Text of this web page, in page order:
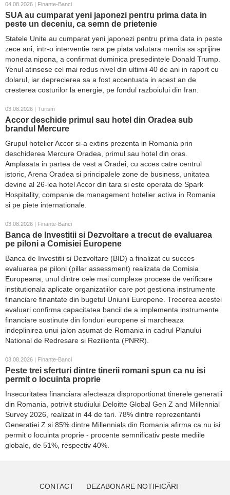
04.08.2026 | Finante-Banci
SUA au cumparat yeni japonezi pentru prima data in
peste un deceniu, ca semn de prietenie
Statele Unite au cumparat yeni japonezi pentru prima data in peste
zece ani, intr-o interventie rara pe piata valutara menita sa sprijine
moneda nipona, a confirmat duminica presedintele Donald Trump.
Yenul atinsese cel mai redus nivel din ultimii 40 de ani in raport cu
dolarul, iar deprecierea sa a fost accentuata in acest an de
cresterea costurilor la energie, pe fondul razboiului din Iran.
03.08.2026 | Turism
Accor deschide primul sau hotel din Oradea sub
brandul Mercure
Grupul hotelier Accor si-a extins prezenta in Romania prin
deschiderea Mercure Oradea, primul sau hotel din oras.
Amplasata in partea de vest a Oradei, cu acces catre centrul
istoric, Arena Oradea si principalele zone de business, unitatea
devine al 26-lea hotel Accor din tara si este operata de Spark
Hospitality, companie de management hotelier activa in Romania
si pe piete internationale.
03.08.2026 | Finante-Banci
Banca de Investitii si Dezvoltare a trecut de evaluarea
pe piloni a Comisiei Europene
Banca de Investitii si Dezvoltare (BID) a finalizat cu succes
evaluarea pe piloni (pillar assessment) realizata de Comisia
Europeana, unul dintre cele mai complexe procese de verificare
institutionala aplicate organizatiilor care pot gestiona instrumente
financiare finantate din bugetul Uniunii Europene. Trecerea acestei
evaluari confirma capacitatea bancii de a implementa instrumente
financiare sustinute din fonduri europene si marcheaza
indeplinirea unui jalon asumat de Romania in cadrul Planului
National de Redresare si Rezilienta (PNRR).
03.08.2026 | Finante-Banci
Peste trei sferturi dintre tinerii romani spun ca nu isi
permit o locuinta proprie
Insecuritatea financiara afecteaza disproportionat tinerele generatii
din Romania, potrivit studiului Deloitte Global Gen Z and Millennial
Survey 2026, realizat in 44 de tari. 78% dintre reprezentantii
Generatiei Z si 85% dintre Millennials din Romania afirma ca nu isi
permit o locuinta proprie - procente semnificativ peste mediile
globale, de 51%, respectiv 40%.
CONTACT DEZABONARE NOTIFICĂRI